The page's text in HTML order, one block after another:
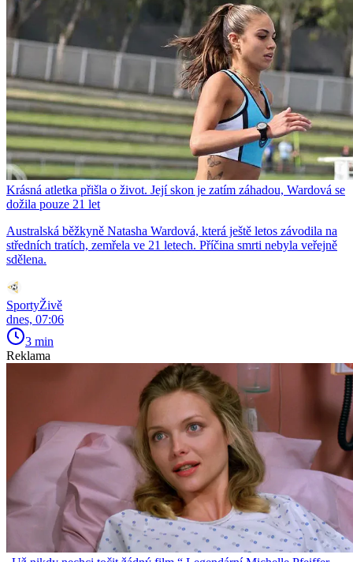
Krásná atletka přišla o život. Její skon je zatím záhadou, Wardová se
dožila pouze 21 let
Australská běžkyně Natasha Wardová, která ještě letos závodila na
středních tratích, zemřela ve 21 letech. Příčina smrti nebyla veřejně
sdělena.
SportyŽivě
dnes, 07:06
3 min
Reklama